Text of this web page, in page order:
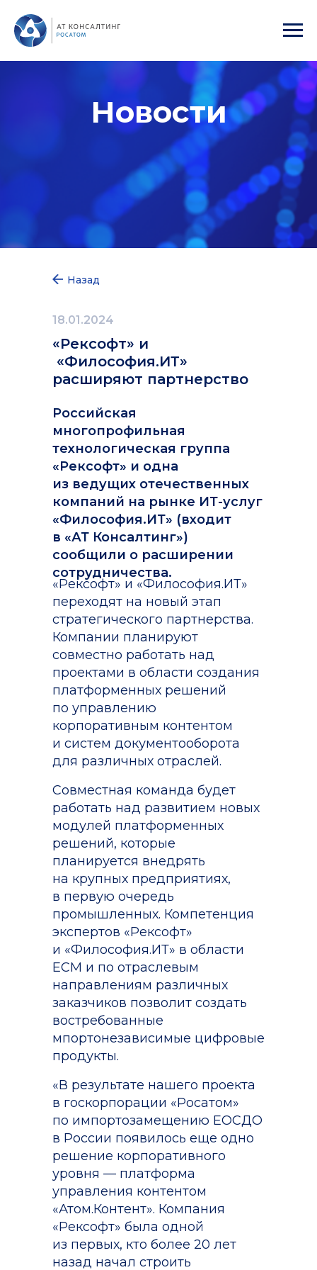
Новости
Назад
18.01.2024
«Рексофт» и
«Философия.ИТ»
расширяют партнерство
Российская
многопрофильная
технологическая группа
«Рексофт» и одна
из ведущих отечественных
компаний на рынке ИТ-услуг
«Философия.ИТ» (входит
в «АТ Консалтинг»)
сообщили о расширении
сотрудничества.
«Рексофт» и «Философия.ИТ»
переходят на новый этап
стратегического партнерства.
Компании планируют
совместно работать над
проектами в области создания
платформенных решений
по управлению
корпоративным контентом
и систем документооборота
для различных отраслей.
Совместная команда будет
работать над развитием новых
модулей платформенных
решений, которые
планируется внедрять
на крупных предприятиях,
в первую очередь
промышленных. Компетенция
экспертов «Рексофт»
и «Философия.ИТ» в области
ECM и по отраслевым
направлениям различных
заказчиков позволит создать
востребованные
мпортонезависимые цифровые
продукты.
«В результате нашего проекта
в госкорпорации «Росатом»
по импортозамещению ЕОСДО
в России появилось еще одно
решение корпоративного
уровня — платформа
управления контентом
«Атом.Контент». Компания
«Рексофт» была одной
из первых, кто более 20 лет
назад начал строить